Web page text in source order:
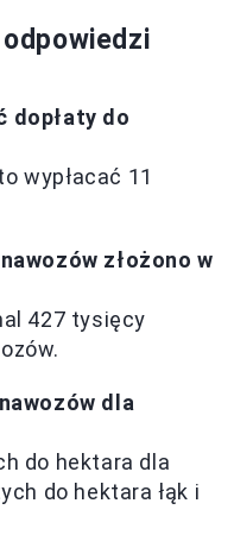
dopłaty do
wypłacać 11
złożono w
427 tysięcy
dla
do hektara dla
do hektara łąk i